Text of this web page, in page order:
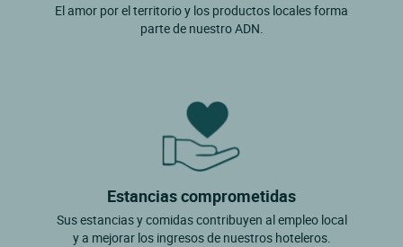
El amor por el territorio y los productos locales forma
parte de nuestro ADN.
Estancias comprometidas
Sus estancias y comidas contribuyen al empleo local
y a mejorar los ingresos de nuestros hoteleros.